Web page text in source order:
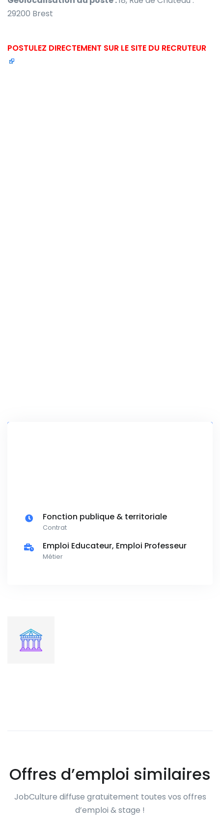
29200 Brest
POSTULEZ DIRECTEMENT SUR LE SITE DU RECRUTEUR
Fonction publique & territoriale
Contrat
Emploi Educateur, Emploi Professeur
Métier
Offres d’emploi similaires
JobCulture diffuse gratuitement toutes vos offres
d’emploi & stage !